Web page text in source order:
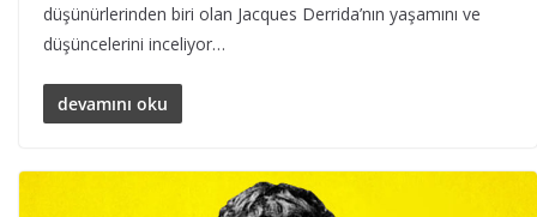
düşünürlerinden biri olan Jacques Derrida’nın yaşamını ve
düşüncelerini inceliyor…
devamını oku